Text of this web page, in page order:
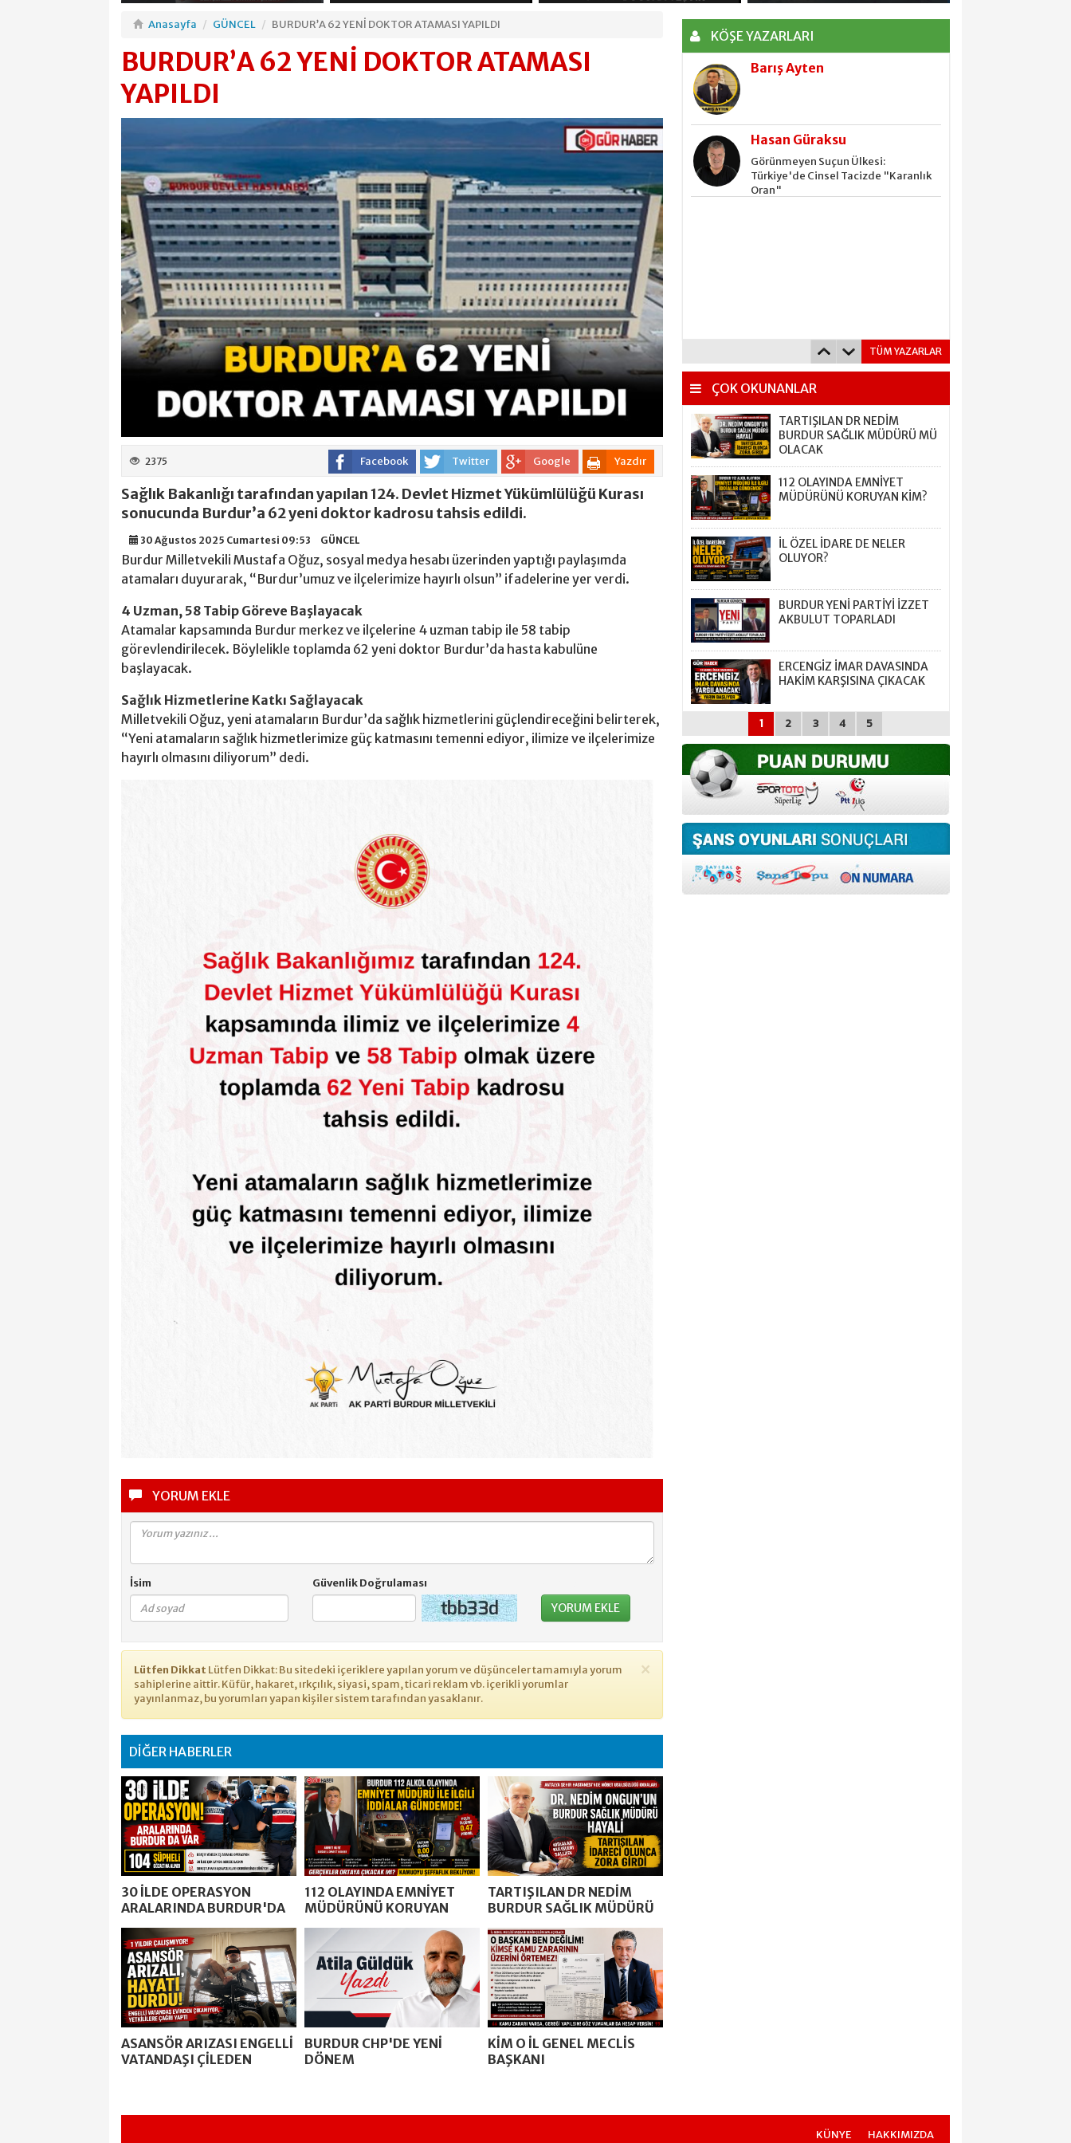
30 İLDE OPERASYON ARALARINDA BURDUR'DA VAR
Anasayfa GÜNCEL BURDUR’A 62 YENİ DOKTOR ATAMASI YAPILDI
BURDUR’A 62 YENİ DOKTOR ATAMASI
YAPILDI
2375 Facebook Twitter Google Yazdır
Sağlık Bakanlığı tarafından yapılan 124. Devlet Hizmet Yükümlülüğü Kurası
sonucunda Burdur’a 62 yeni doktor kadrosu tahsis edildi.
30 Ağustos 2025 Cumartesi 09:53 GÜNCEL
Burdur Milletvekili Mustafa Oğuz, sosyal medya hesabı üzerinden yaptığı paylaşımda
atamaları duyurarak, “Burdur’umuz ve ilçelerimize hayırlı olsun” ifadelerine yer verdi.
4 Uzman, 58 Tabip Göreve Başlayacak
Atamalar kapsamında Burdur merkez ve ilçelerine 4 uzman tabip ile 58 tabip
görevlendirilecek. Böylelikle toplamda 62 yeni doktor Burdur’da hasta kabulüne
başlayacak.
Sağlık Hizmetlerine Katkı Sağlayacak
Milletvekili Oğuz, yeni atamaların Burdur’da sağlık hizmetlerini güçlendireceğini belirterek,
“Yeni atamaların sağlık hizmetlerimize güç katmasını temenni ediyor, ilimize ve ilçelerimize
hayırlı olmasını diliyorum” dedi.
YORUM EKLE
İsim Güvenlik Doğrulaması
YORUM EKLE
×
Lütfen Dikkat Lütfen Dikkat: Bu sitedeki içeriklere yapılan yorum ve düşünceler tamamıyla yorum
sahiplerine aittir. Küfür, hakaret, ırkçılık, siyasi, spam, ticari reklam vb. içerikli yorumlar
yayınlanmaz, bu yorumları yapan kişiler sistem tarafından yasaklanır.
DİĞER HABERLER
30 İLDE OPERASYON
ARALARINDA BURDUR'DA
112 OLAYINDA EMNİYET
MÜDÜRÜNÜ KORUYAN
TARTIŞILAN DR NEDİM
BURDUR SAĞLIK MÜDÜRÜ
ASANSÖR ARIZASI ENGELLİ
VATANDAŞI ÇİLEDEN
BURDUR CHP'DE YENİ
DÖNEM
KİM O İL GENEL MECLİS
BAŞKANI
KÖŞE YAZARLARI
Oran"
Barış Ayten
TÜM YAZARLAR
ÇOK OKUNANLAR
TARTIŞILAN DR NEDİM
BURDUR SAĞLIK MÜDÜRÜ MÜ
OLACAK
112 OLAYINDA EMNİYET
MÜDÜRÜNÜ KORUYAN KİM?
İL ÖZEL İDARE DE NELER
OLUYOR?
BURDUR YENİ PARTİYİ İZZET
AKBULUT TOPARLADI
ERCENGİZ İMAR DAVASINDA
HAKİM KARŞISINA ÇIKACAK
1 2 3 4 5
KÜNYE HAKKIMIZDA